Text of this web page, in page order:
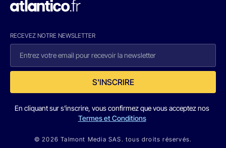
RECEVEZ NOTRE NEWSLETTER
S'INSCRIRE
En cliquant sur s'inscrire, vous confirmez que vous acceptez nos
Termes et Conditions
© 2026 Talmont Media SAS. tous droits réservés.